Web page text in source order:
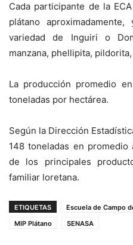
Cada participante de la
plátano
variedad de Inguiri o
manzana, phellipita,
La producción promedio
toneladas por hectárea.
Según la Dirección
148 toneladas en
de los principales
familiar loretana.
ETIQUETAS Escuela de Campo
MIP Plátano
SENASA